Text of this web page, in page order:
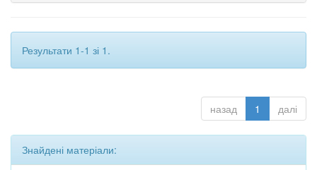
Результати 1-1 зі 1.
назад 1 далі
Знайдені матеріали: